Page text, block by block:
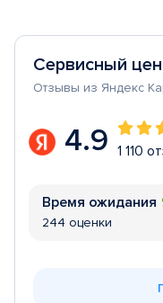
Сервисный
Отзывы из Яндекс
4.9 1 110
Время ожидания
244 оценки